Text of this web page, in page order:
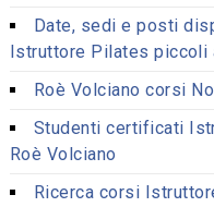
Date, sedi e posti
Istruttore Pilates piccoli
Roè Volciano corsi
Studenti certificati
Roè Volciano
Ricerca corsi